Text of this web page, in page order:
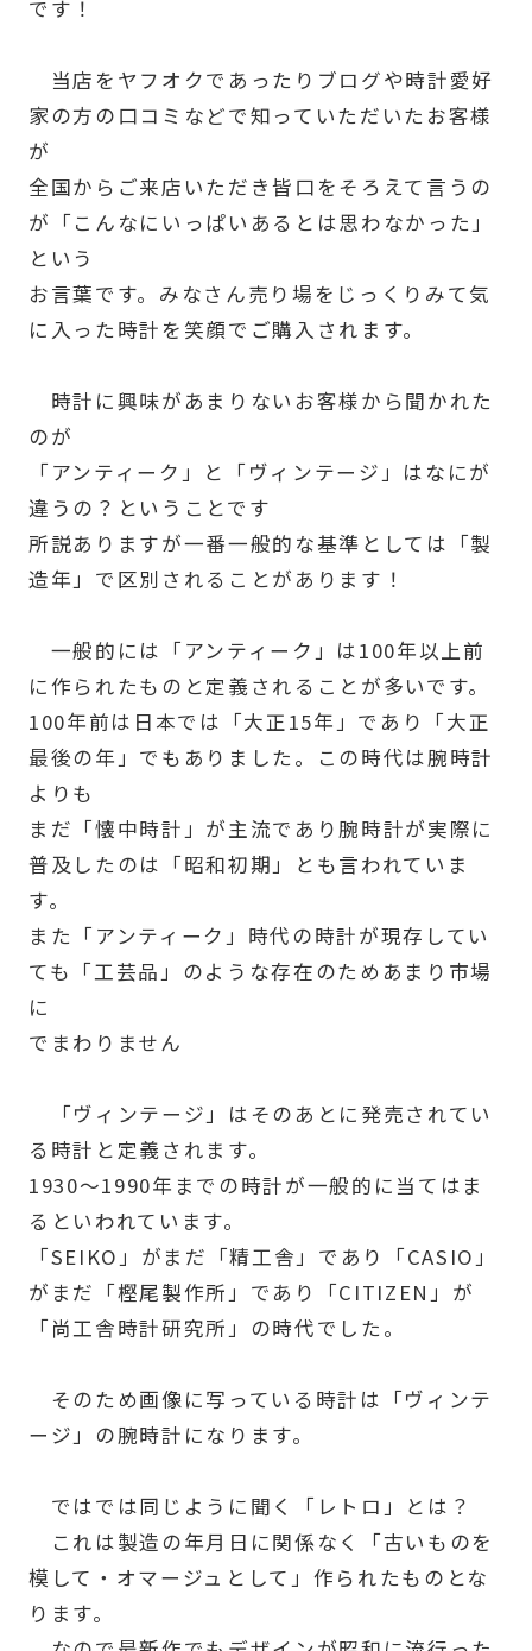
です！
当店をヤフオクであったりブログや時計愛好
家の方の口コミなどで知っていただいたお客様
が
全国からご来店いただき皆口をそろえて言うの
が「こんなにいっぱいあるとは思わなかった」
という
お言葉です。みなさん売り場をじっくりみて気
に入った時計を笑顔でご購入されます。
時計に興味があまりないお客様から聞かれた
のが
「アンティーク」と「ヴィンテージ」はなにが
違うの？ということです
所説ありますが一番一般的な基準としては「製
造年」で区別されることがあります！
一般的には「アンティーク」は100年以上前
に作られたものと定義されることが多いです。
100年前は日本では「大正15年」であり「大正
最後の年」でもありました。この時代は腕時計
よりも
まだ「懐中時計」が主流であり腕時計が実際に
普及したのは「昭和初期」とも言われていま
す。
また「アンティーク」時代の時計が現存してい
ても「工芸品」のような存在のためあまり市場
に
でまわりません
「ヴィンテージ」はそのあとに発売されてい
る時計と定義されます。
1930～1990年までの時計が一般的に当てはま
るといわれています。
「SEIKO」がまだ「精工舎」であり「CASIO」
がまだ「樫尾製作所」であり「CITIZEN」が
「尚工舎時計研究所」の時代でした。
そのため画像に写っている時計は「ヴィンテ
ージ」の腕時計になります。
ではでは同じように聞く「レトロ」とは？
これは製造の年月日に関係なく「古いものを
模して・オマージュとして」作られたものとな
ります。